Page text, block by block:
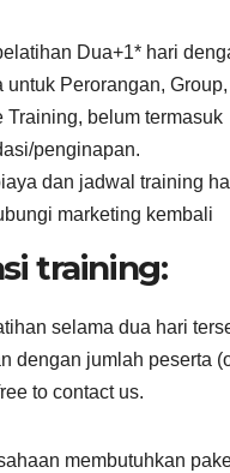
Dua+1* hari
untuk Perorangan,
Training, belum termasuk
penginapan.
dan jadwal training
marketing kembali
training:
selama dua hari
dengan jumlah peserta
to contact us.
membutuhkan